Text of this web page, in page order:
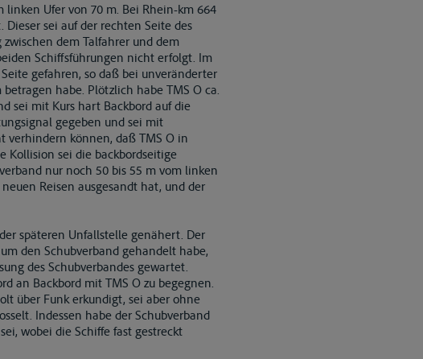
linken Ufer von 70 m. Bei Rhein-km 664
sei auf der rechten Seite des
dem Talfahrer und dem
Schiffsführungen nicht erfolgt. Im
gefahren, so daß bei unveränderter
habe. Plötzlich habe TMS O ca.
sei mit Kurs hart Backbord auf die
gegeben und sei mit
verhindern können, daß TMS O in
Kollision sei die backbordseitige
nur noch 50 bis 55 m vom linken
Reisen ausgesandt hat, und der
späteren Unfallstelle genähert. Der
den Schubverband gehandelt habe,
des Schubverbandes gewartet.
an Backbord mit TMS O zu begegnen.
über Funk erkundigt, sei aber ohne
Indessen habe der Schubverband
wobei die Schiffe fast gestreckt